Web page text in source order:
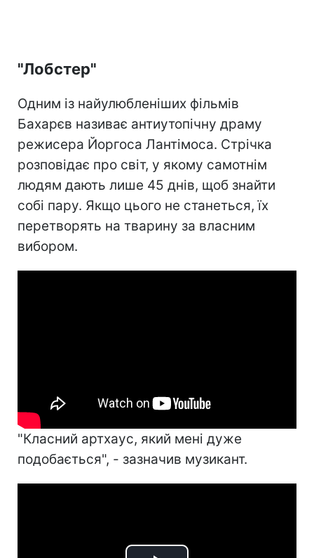
"Лобстер"
Одним із найулюбленіших фільмів
Бахарєв називає антиутопічну драму
режисера Йоргоса Лантімоса. Стрічка
розповідає про світ, у якому самотнім
людям дають лише 45 днів, щоб знайти
собі пару. Якщо цього не станеться, їх
перетворять на тварину за власним
вибором.
"Класний артхаус, який мені дуже
подобається", - зазначив музикант.